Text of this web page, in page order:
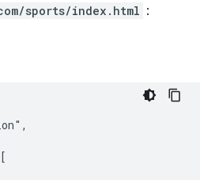
sports/index.html :